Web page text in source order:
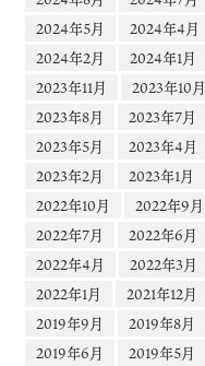
2024年5月
2024年4月
2024年2月
2024年1月
2023年11月
2023年10月
2023年8月
2023年7月
2023年5月
2023年4月
2023年2月
2023年1月
2022年10月
2022年9月
2022年7月
2022年6月
2022年4月
2022年3月
2022年1月
2021年12月
2019年9月
2019年8月
2019年6月
2019年5月